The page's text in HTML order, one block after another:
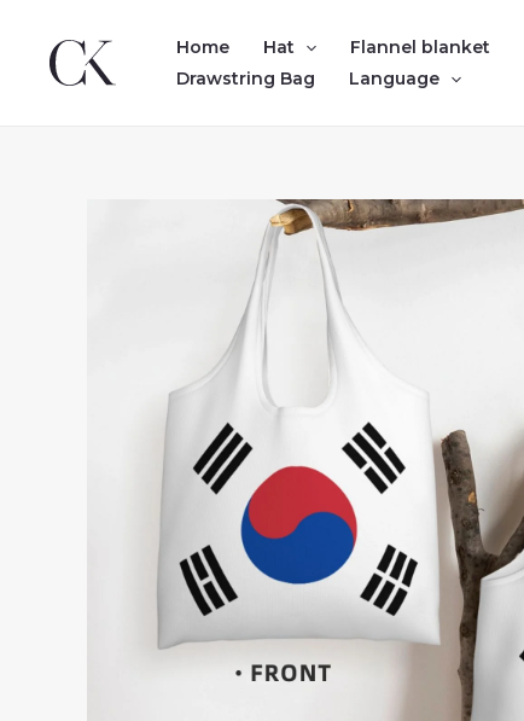
content
Home Hat Flannel blanket
Drawstring Bag
Language